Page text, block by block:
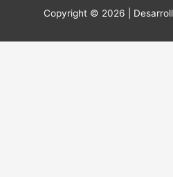
Copyright © 2026 |